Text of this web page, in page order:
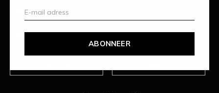
ABONNEER
Categorieën
Over ons